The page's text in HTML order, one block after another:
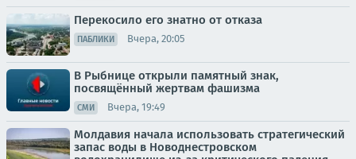
Перекосило его знатно от отказа
ПАБЛИКИ Вчера, 20:05
В Рыбнице открыли памятный знак,
посвящённый жертвам фашизма
СМИ Вчера, 19:49
Молдавия начала использовать стратегический
запас воды в Новоднестровском